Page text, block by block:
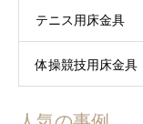
テニス用床金具
体操競技用床金具